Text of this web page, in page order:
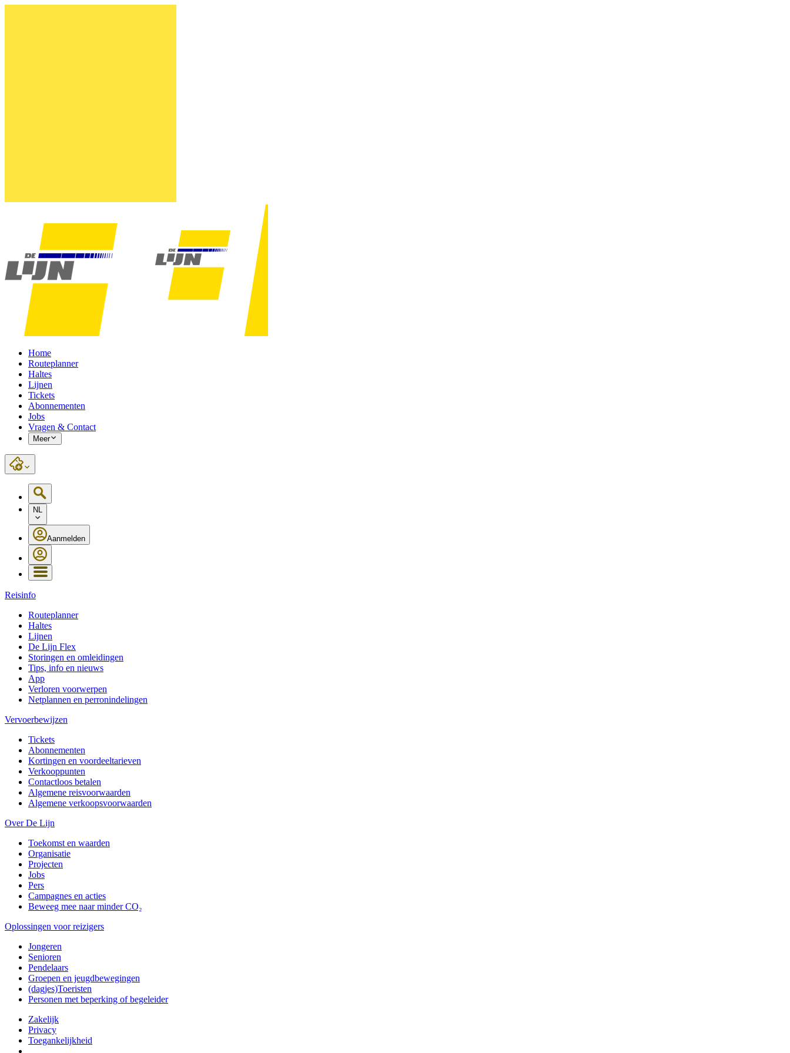
Home
Routeplanner
Haltes
Lijnen
Tickets
Abonnementen
Jobs
Vragen & Contact
Meer
NL
Aanmelden
Reisinfo
Routeplanner
Haltes
Lijnen
De Lijn Flex
Storingen en omleidingen
Tips, info en nieuws
App
Verloren voorwerpen
Netplannen en perronindelingen
Vervoerbewijzen
Tickets
Abonnementen
Kortingen en voordeeltarieven
Verkooppunten
Contactloos betalen
Algemene reisvoorwaarden
Algemene verkoopsvoorwaarden
Over De Lijn
Toekomst en waarden
Organisatie
Projecten
Jobs
Pers
Campagnes en acties
Beweeg mee naar minder CO₂
Oplossingen voor reizigers
Jongeren
Senioren
Pendelaars
Groepen en jeugdbewegingen
(dagjes)Toeristen
Personen met beperking of begeleider
Zakelijk
Privacy
Toegankelijkheid